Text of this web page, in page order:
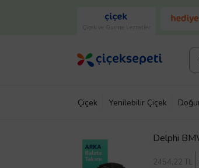
Çiçek ve Gurme Lezzetler
Çiçek Yenilebilir Çiçek
Delphi
2454,22 TL